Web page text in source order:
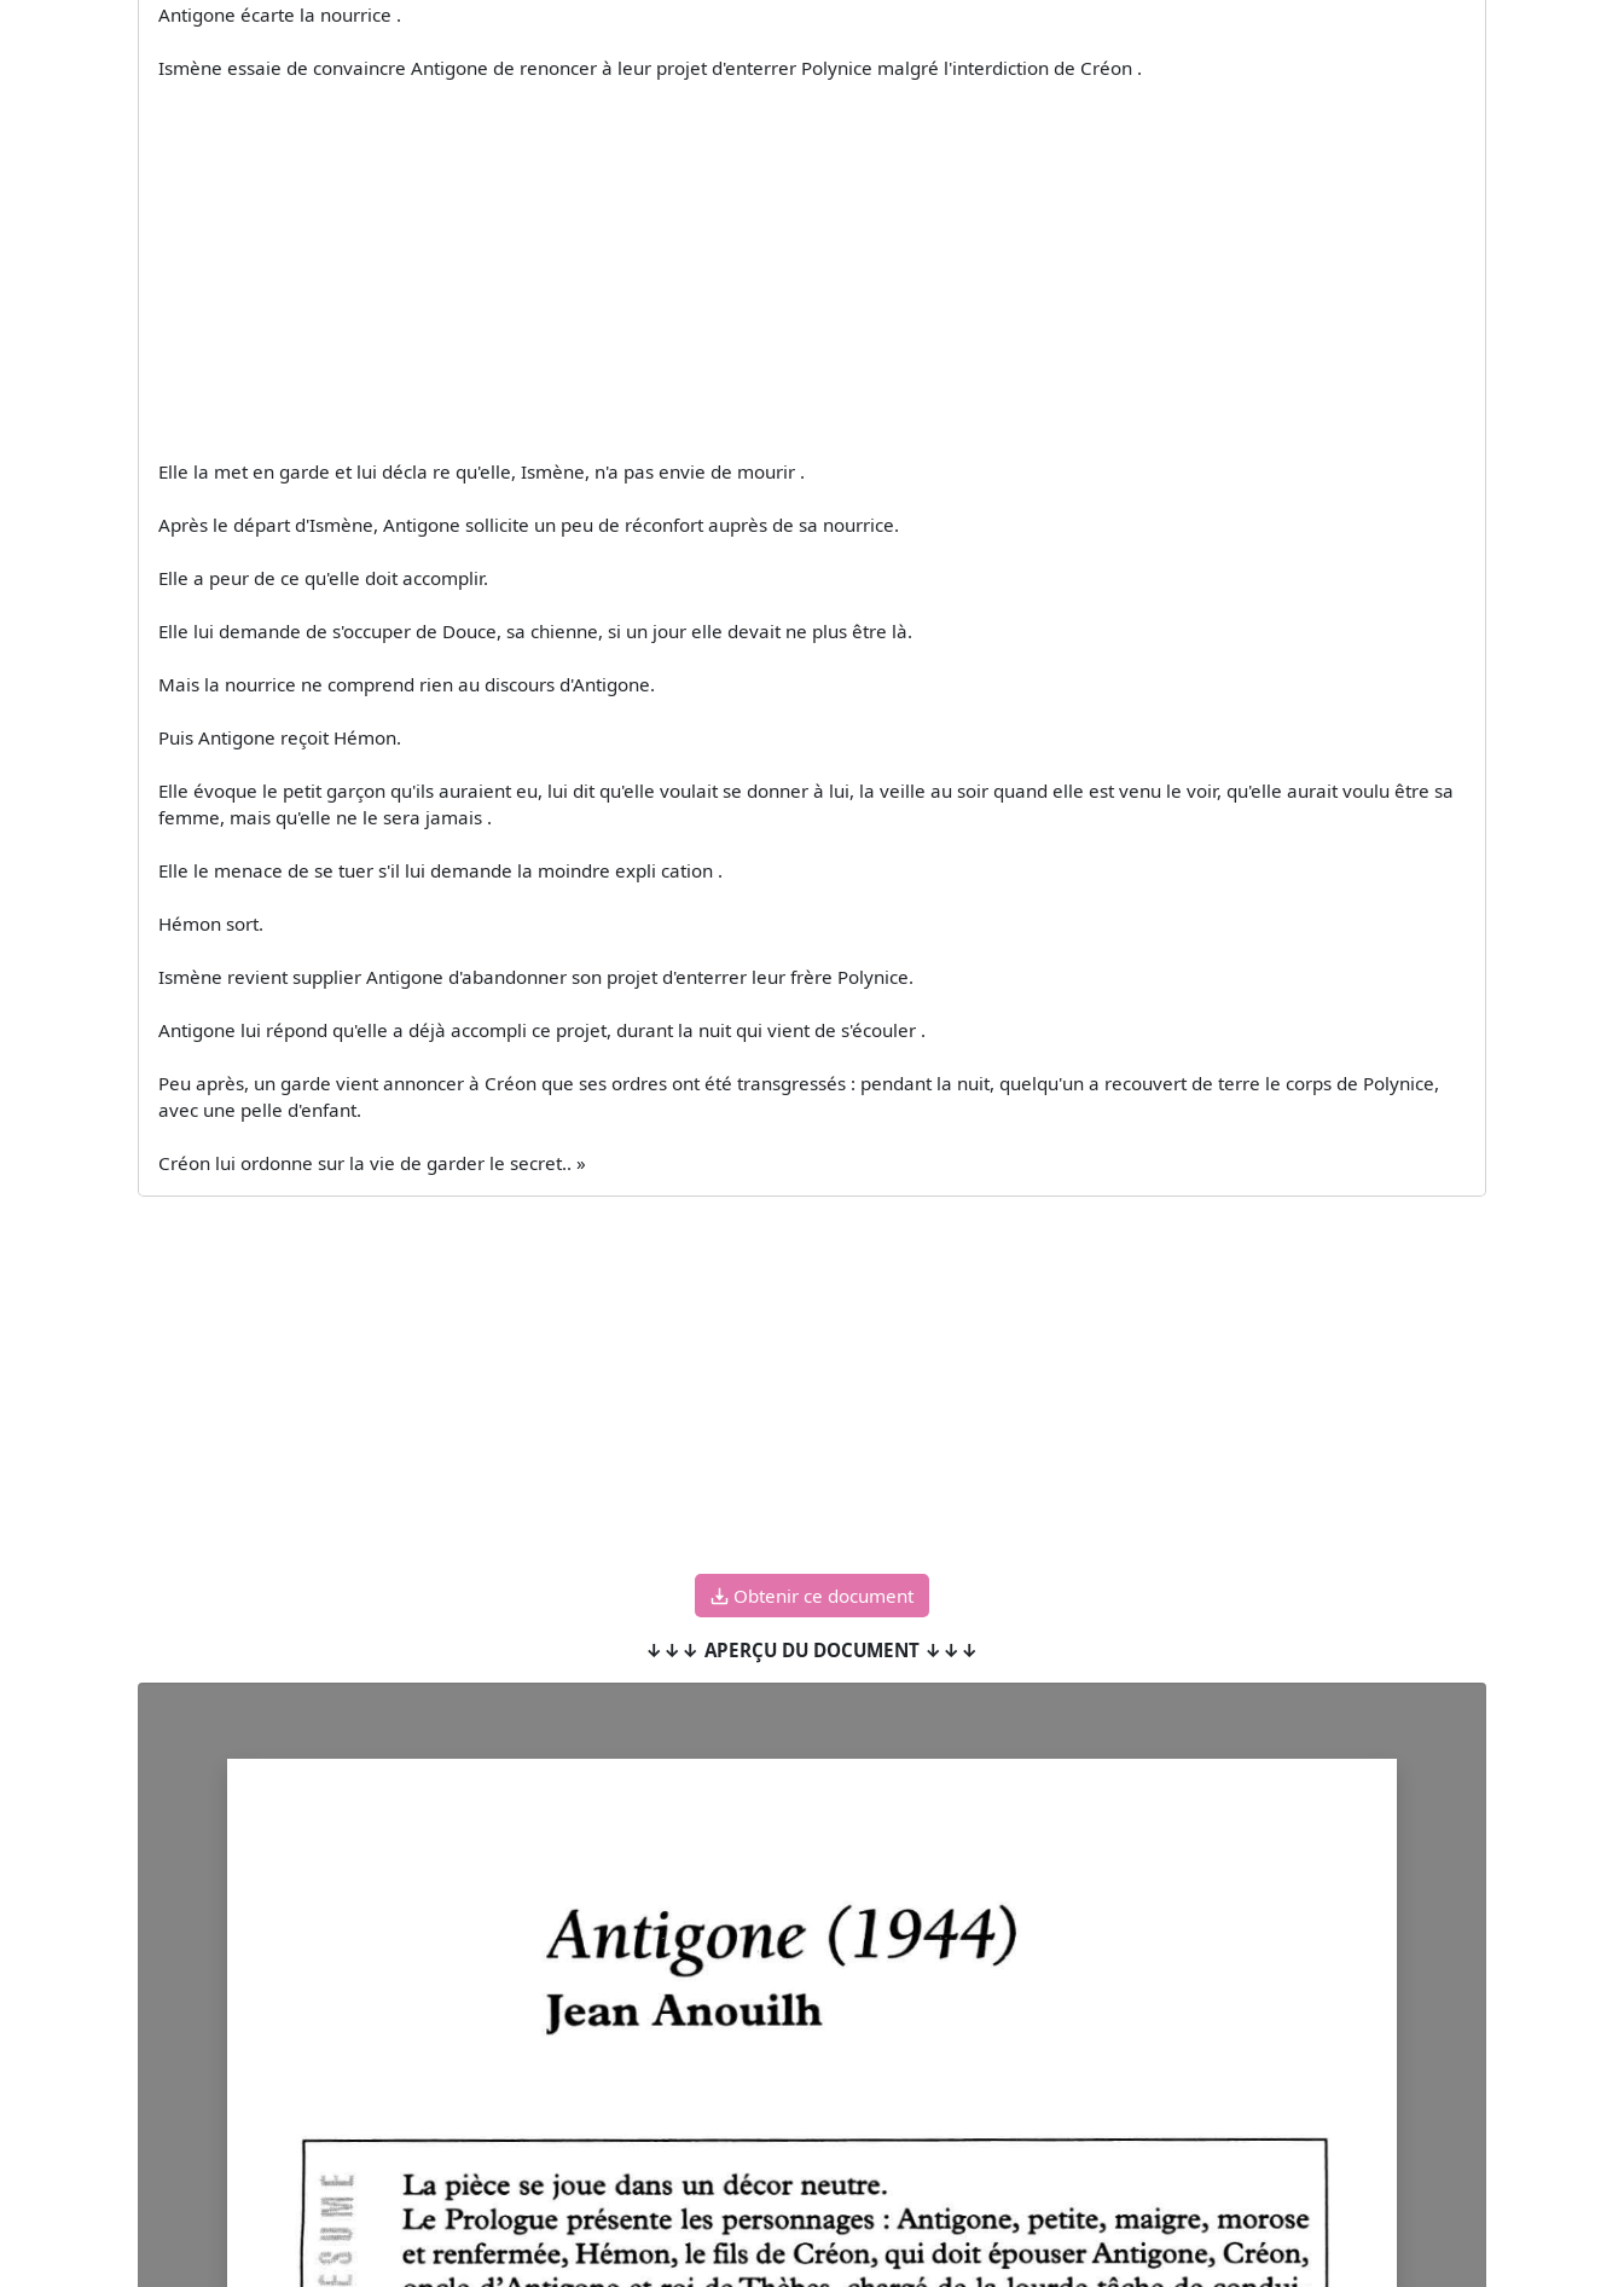
Antigone écarte la nourrice .
Ismène essaie de convaincre Antigone de renoncer à leur projet d'enterrer Polynice malgré l'interdiction de Créon .
Elle la met en garde et lui décla­ re qu'elle, Ismène, n'a pas envie de mourir .
Après le départ d'Ismène, Antigone sollicite un peu de réconfort auprès de sa nourrice.
Elle a peur de ce qu'elle doit accomplir.
Elle lui demande de s'occuper de Douce, sa chienne, si un jour elle devait ne plus être là.
Mais la nourrice ne comprend rien au discours d'Antigone.
Puis Antigone reçoit Hémon.
Elle évoque le petit garçon qu'ils auraient eu, lui dit qu'elle voulait se donner à lui, la veille au soir quand elle est venu le voir, qu'elle aurait voulu être sa
femme, mais qu'elle ne le sera jamais .
Elle le menace de se tuer s'il lui demande la moindre expli­ cation .
Hémon sort.
Ismène revient supplier Antigone d'abandonner son projet d'enterrer leur frère Polynice.
Antigone lui répond qu'elle a déjà accompli ce projet, durant la nuit qui vient de s'écouler .
Peu après, un garde vient annoncer à Créon que ses ordres ont été transgressés : pendant la nuit, quelqu'un a recouvert de terre le corps de Polynice,
avec une pelle d'enfant.
Créon lui ordonne sur la vie de garder le secret.. »
Obtenir ce document
↓↓↓ APERÇU DU DOCUMENT ↓↓↓